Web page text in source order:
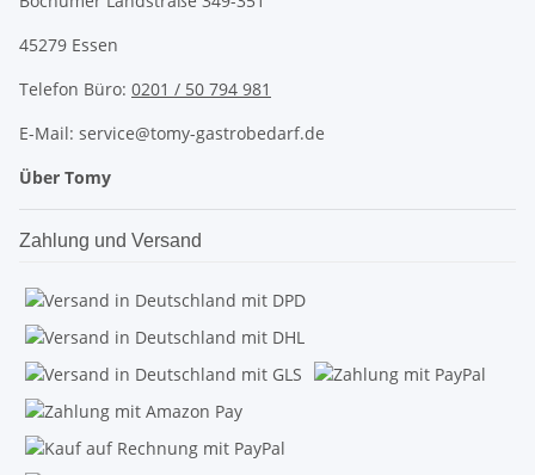
45279 Essen
Telefon Büro: 0201 / 50 794 981
E-Mail: service@tomy-gastrobedarf.de
Über Tomy
Zahlung und Versand